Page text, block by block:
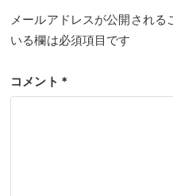
メールアドレスが公開される
いる欄は必須項目です
コメント *